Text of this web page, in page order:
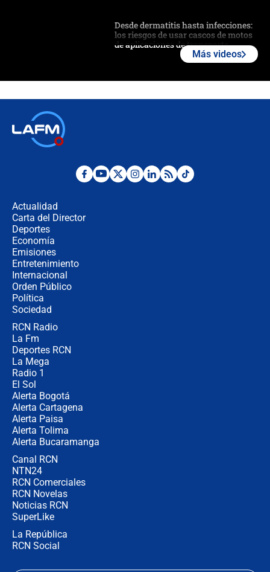
Desde dermatitis hasta infecciones:
los riesgos de usar cascos de motos
de aplicaciones de transporte
Posesión de Abelardo De La Espriella
Más videos
Actualidad
Carta del Director
Deportes
Economía
Emisiones
Entretenimiento
Internacional
Orden Público
Política
Sociedad
RCN Radio
La Fm
Deportes RCN
La Mega
Radio 1
El Sol
Alerta Bogotá
Alerta Cartagena
Alerta Paisa
Alerta Tolima
Alerta Bucaramanga
Canal RCN
NTN24
RCN Comerciales
RCN Novelas
Noticias RCN
SuperLike
La República
RCN Social